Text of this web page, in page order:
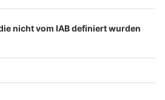
Datenschutz Impressum